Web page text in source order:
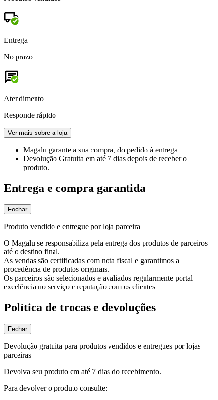
Entrega
No prazo
Atendimento
Responde rápido
Ver mais sobre a loja
Magalu garante a sua compra, do pedido à entrega.
Devolução Gratuita em até 7 dias depois de receber o
produto.
Entrega e compra garantida
Fechar
Produto vendido e entregue por loja parceira
O Magalu se responsabiliza pela entrega dos produtos de parceiros
até o destino final.
As vendas são certificadas com nota fiscal e garantimos a
procedência de produtos originais.
Os parceiros são selecionados e avaliados regularmente portal
excelência no serviço e reputação com os clientes
Política de trocas e devoluções
Fechar
Devolução gratuita para produtos vendidos e entregues por lojas
parceiras
Devolva seu produto em até 7 dias do recebimento.
Para devolver o produto consulte: